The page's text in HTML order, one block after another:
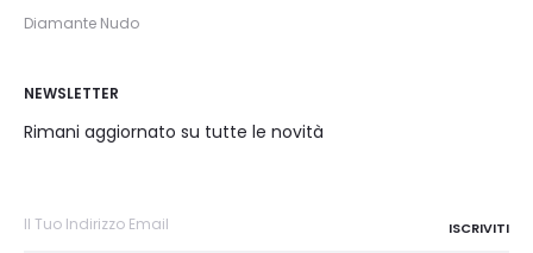
Diamante Nudo
NEWSLETTER
Rimani aggiornato su tutte le novità